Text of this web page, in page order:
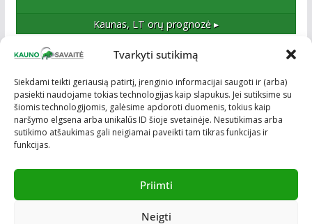
Tvarkyti sutikimą
Siekdami teikti geriausią patirtį, įrenginio informacijai saugoti ir (arba)
pasiekti naudojame tokias technologijas kaip slapukus. Jei sutiksime su
šiomis technologijomis, galėsime apdoroti duomenis, tokius kaip
naršymo elgsena arba unikalūs ID šioje svetainėje. Nesutikimas arba
sutikimo atšaukimas gali neigiamai paveikti tam tikras funkcijas ir
funkcijas.
Priimti
Neigti
Kaunas, LTorų prognozė ▸
Esame naujas Kaune, tačiau veržlus ir profesionalus
kolektyvas. Ne naujokai žiniasklaidoje. Į Kauną
žengiame tvirtai įsitikinę savo sėkme.
Visos teisės saugomos © ON MEDIA. Sukurta naudojant